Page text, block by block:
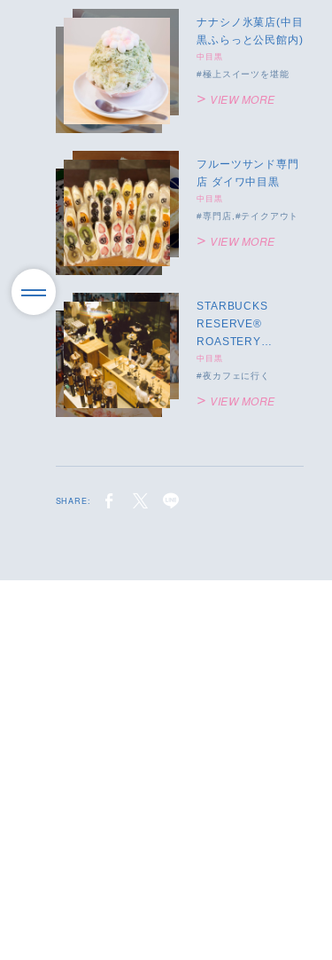
ナナシノ氷菓店(中目
黒ふらっと公民館内)
中目黒
極上スイーツを堪能
VIEW MORE
フルーツサンド専門
店 ダイワ中目黒
中目黒
専門店 テイクアウト
VIEW MORE
STARBUCKS
RESERVE®
ROASTERY
TOKYO
中目黒
夜カフェに行く
VIEW MORE
SHARE: